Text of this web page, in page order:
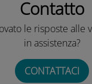
Contatto
le risposte alle
in assistenza?
CONTATTACI